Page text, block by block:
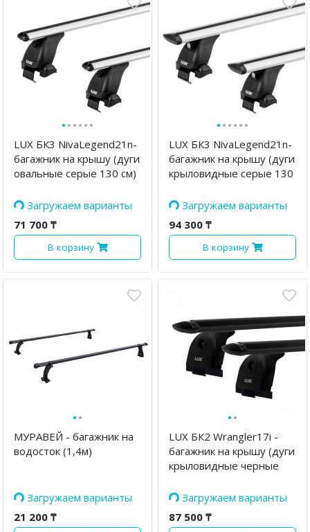
······
LUX БК3 NivaLegend21n-
багажник на крышу (дуги
овальные серые 130 см)
Загружаем варианты
71 700 ₸
В корзину
······
LUX БК3 NivaLegend21n-
багажник на крышу (дуги
крыловидные серые 130
Загружаем варианты
94 300 ₸
В корзину
··
МУРАВЕЙ - багажник на
водосток (1,4м)
Загружаем варианты
21 200 ₸
··
LUX БК2 Wrangler17i -
багажник на крышу (дуги
крыловидные черные
Загружаем варианты
87 500 ₸